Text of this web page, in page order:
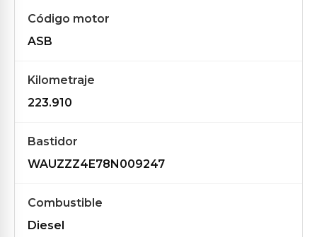
Código motor
ASB
Kilometraje
223.910
Bastidor
WAUZZZ4E78N009247
Combustible
Diesel